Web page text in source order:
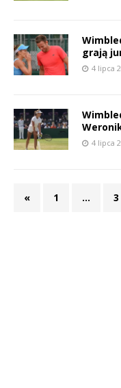
grają
4 lipca
4 lipca
« 1 … 3